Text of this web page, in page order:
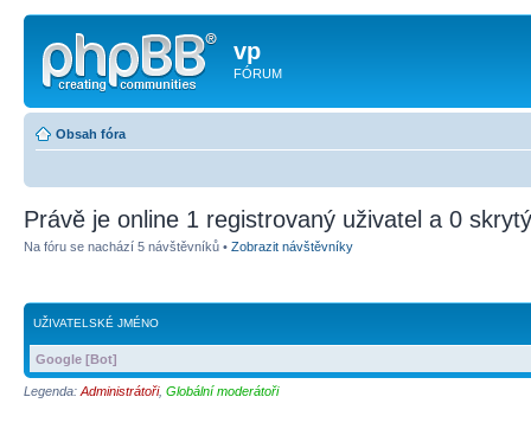
vp
FÓRUM
Obsah fóra
Právě je online 1 registrovaný uživatel a 0
Na fóru se nachází 5 návštěvníků • Zobrazit návštěvníky
UŽIVATELSKÉ JMÉNO
Google [Bot]
Legenda: Administrátoři, Globální moderátoři